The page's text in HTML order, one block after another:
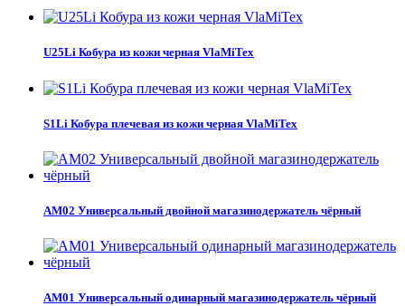
U25Li Кобура из кожи черная VlaMiTex
S1Li Кобура плечевая из кожи черная VlaMiTex
AM02 Универсальный двойной магазинодержатель чёрный
AM01 Универсальный одинарный магазинодержатель чёрный